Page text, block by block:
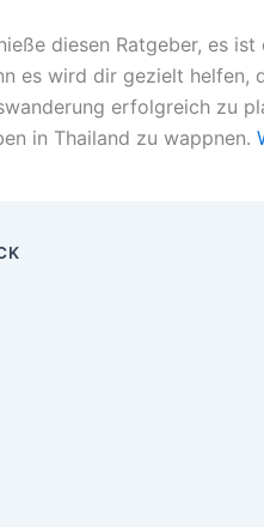
diesen Ratgeber, es
es wird dir gezielt helfen,
erfolgreich zu
in Thailand zu wappnen.